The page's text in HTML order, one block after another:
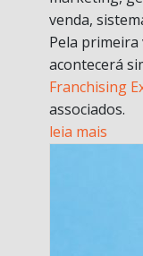
venda,
Pela primeira
acontecerá
Franchising
associados.
leia mais